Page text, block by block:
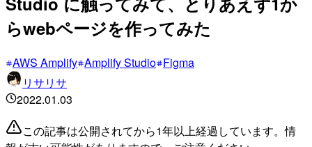
らwebページを作ってみた
AWS Amplify Amplify Studio Figma
リサリサ
2022.01.03
この記事は公開されてから1年以上経過しています。情